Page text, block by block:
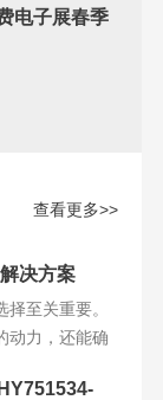
电子展春季
查看更多>>
决方案
至关重要。
动力，还能确